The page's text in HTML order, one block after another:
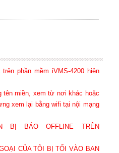
phần mềm iVMS-4200 hiện
tên miền, xem từ nơi khác hoặc
xem lại bằng wifi tại nội mạng
BỊ BÁO OFFLINE TRÊN
CỦA TÔI BỊ TỐI VÀO BAN